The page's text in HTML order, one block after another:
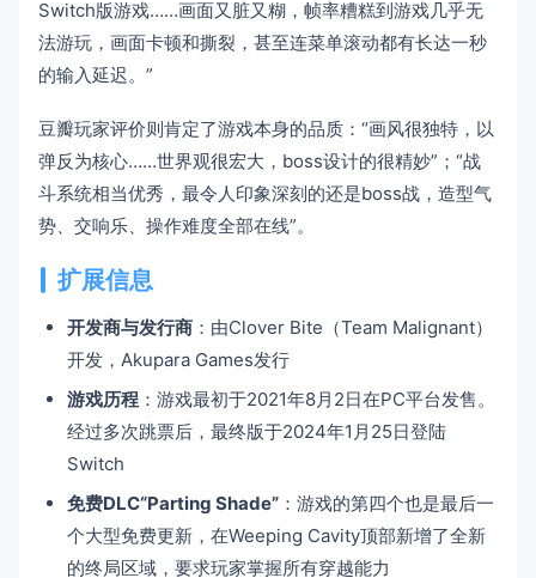
Switch版游戏……画面又脏又糊，帧率糟糕到游戏几乎无
法游玩，画面卡顿和撕裂，甚至连菜单滚动都有长达一秒
的输入延迟。”
豆瓣玩家评价则肯定了游戏本身的品质：“画风很独特，以
弹反为核心……世界观很宏大，boss设计的很精妙”；“战
斗系统相当优秀，最令人印象深刻的还是boss战，造型气
势、交响乐、操作难度全部在线”。
扩展信息
开发商与发行商 ：由Clover Bite（Team Malignant）
开发，Akupara Games发行
游戏历程 ：游戏最初于2021年8月2日在PC平台发售。
经过多次跳票后，最终版于2024年1月25日登陆
Switch
免费DLC“Parting Shade” ：游戏的第四个也是最后一
个大型免费更新，在Weeping Cavity顶部新增了全新
的终局区域，要求玩家掌握所有穿越能力